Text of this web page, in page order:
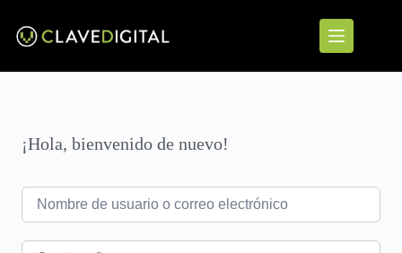
¡Hola, bienvenido de nuevo!